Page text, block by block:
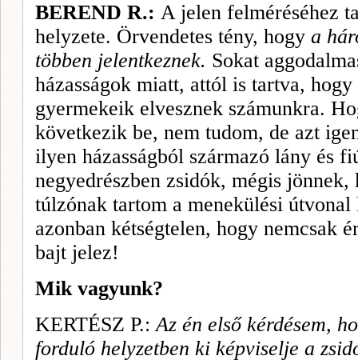
BEREND R.: A jelen felméréséhez
helyzete. Örvendetes tény, hogy a
többen jelentkeznek. Sokat
házasságok miatt, attól is tartva,
gyermekeik elvesznek számunkra.
következik be, nem tudom, de azt
ilyen házasságból származó lány és
negyedrészben zsidók, mégis
túlzónak tartom a menekülési
azonban kétségtelen, hogy nemcsak
bajt jelez!
Mik vagyunk?
KERTÉSZ P.:Az én első kérdésem,
forduló helyzetben ki képviselje a